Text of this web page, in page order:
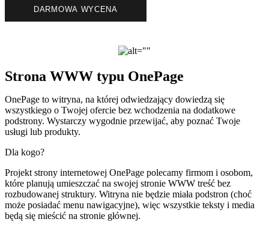
DARMOWA WYCENA
Strona WWW typu OnePage
OnePage to witryna, na której odwiedzający dowiedzą się
wszystkiego o Twojej ofercie bez wchodzenia na dodatkowe
podstrony. Wystarczy wygodnie przewijać, aby poznać Twoje
usługi lub produkty.
Dla kogo?
Projekt strony internetowej OnePage polecamy firmom i osobom,
które planują umieszczać na swojej stronie WWW treść bez
rozbudowanej struktury. Witryna nie będzie miała podstron (choć
może posiadać menu nawigacyjne), więc wszystkie teksty i media
będą się mieścić na stronie głównej.